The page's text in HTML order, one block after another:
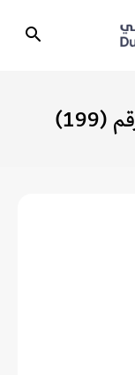
التخطيط والبناء – قرار إداري رقم (199)